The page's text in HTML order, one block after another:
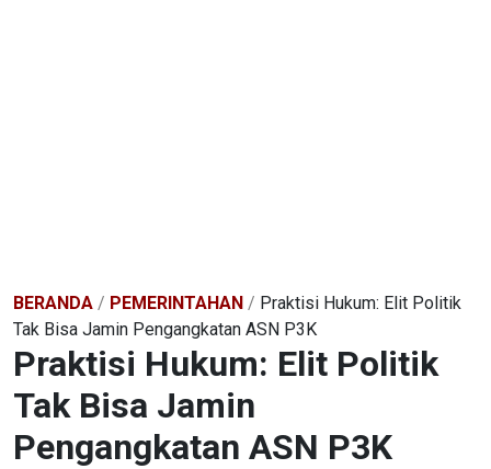
BERANDA / PEMERINTAHAN / Praktisi Hukum: Elit Politik
Tak Bisa Jamin Pengangkatan ASN P3K
Praktisi Hukum: Elit Politik
Tak Bisa Jamin
Pengangkatan ASN P3K